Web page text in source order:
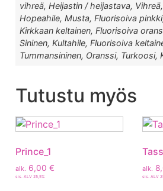
vihreä, Heijastin / heijastava,
Hopeahile, Musta, Fluorisoiva
Kirkkaan keltainen, Fluorisoiva
Sininen, Kultahile, Fluorisoiva
Tummansininen, Oranssi, Turkoosi,
Tutustu myös
Prince_1
alk. 6,00 €
sis. ALV 25,5%
alk.
sis. ALV